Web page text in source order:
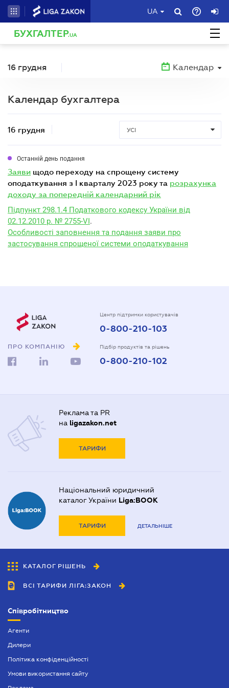
UA
БУХГАЛТЕР.UA
16 грудня Календар
Календар бухгалтера
16 грудня УСІ
Останній день подання
заяви щодо переходу на спрощену систему
оподаткування з I кварталу 2023 року та розрахунка
доходу за попередній календарний рік
Підпункт 298.1.4 Податкового кодексу України від
02.12.2010 р. № 2755-VI.
Особливості заповнення та подання заяви про
застосування спрощеної системи оподаткування
ПРО КОМПАНІЮ
Центр підтримки користувачів
0-800-210-103
Підбір продуктів та рішень
0-800-210-102
Реклама та PR
на ligazakon.net
ТАРИФИ
Національний юридичний
каталог України Liga:BOOK
ТАРИФИ ДЕТАЛЬНІШЕ
КАТАЛОГ РІШЕНЬ
ВСІ ТАРИФИ ЛІГА:ЗАКОН
Співробітництво
Агенти
Дилери
Політика конфіденційності
Умови використання сайту